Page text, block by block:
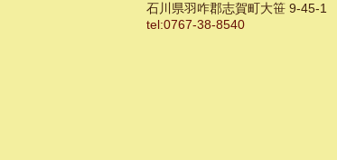
石川県羽咋郡志賀町大笹 9-45-1
tel:0767-38-8540